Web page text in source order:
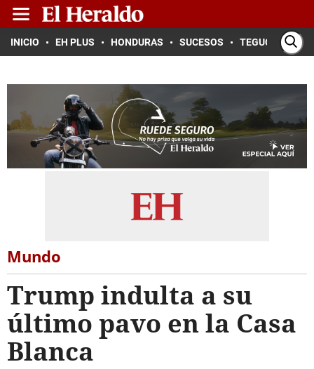
INICIO EH PLUS HONDURAS SUCESOS TEGUCIGALPA
Mundo
Trump indulta a su
último pavo en la Casa
Blanca